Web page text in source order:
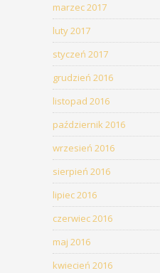
marzec 2017
luty 2017
styczeń 2017
grudzień 2016
listopad 2016
październik 2016
wrzesień 2016
sierpień 2016
lipiec 2016
czerwiec 2016
maj 2016
kwiecień 2016